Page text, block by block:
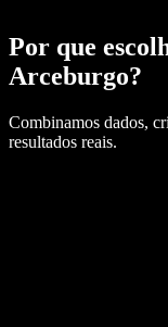
Por que
Arceburgo?
Combinamos dados,
resultados reais.